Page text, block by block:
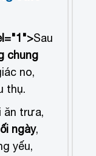
Sau
chung
no,
thụ.
ăn trưa,
ngày,
yếu,